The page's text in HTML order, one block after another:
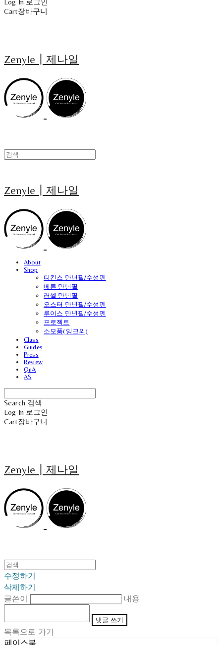
Log In 로그인
Cart장바구니
Zenyle┃제나일
Zenyle┃제나일
About
Shop
디킨스 만년필/수성펜
베른 만년필
러셀 만년필
오스터 만년필/수성펜
루이스 만년필/수성펜
프로젝트
소모품(잉크외)
Class
Guides
Press
Review
QnA
AS
Search 검색
Log In 로그인
Cart장바구니
Zenyle┃제나일
수정하기
삭제하기
글쓴이
내용
댓글 쓰기
목록으로 가기
페이스북